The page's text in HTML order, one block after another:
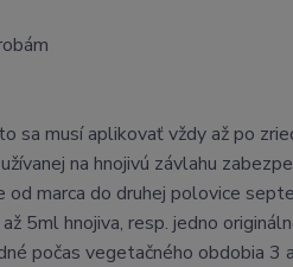
sa musí aplikovať vždy až po
na hnojivú závlahu
od marca do druhej polovice
5ml hnojiva, resp. jedno
počas vegetačného obdobia 3